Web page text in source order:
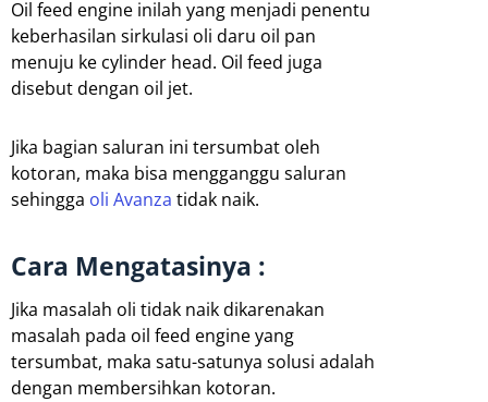
Oil feed engine inilah yang menjadi penentu
keberhasilan sirkulasi oli daru oil pan
menuju ke cylinder head. Oil feed juga
disebut dengan oil jet.
Jika bagian saluran ini tersumbat oleh
kotoran, maka bisa mengganggu saluran
sehingga oli Avanza tidak naik.
Cara Mengatasinya :
Jika masalah oli tidak naik dikarenakan
masalah pada oil feed engine yang
tersumbat, maka satu-satunya solusi adalah
dengan membersihkan kotoran.